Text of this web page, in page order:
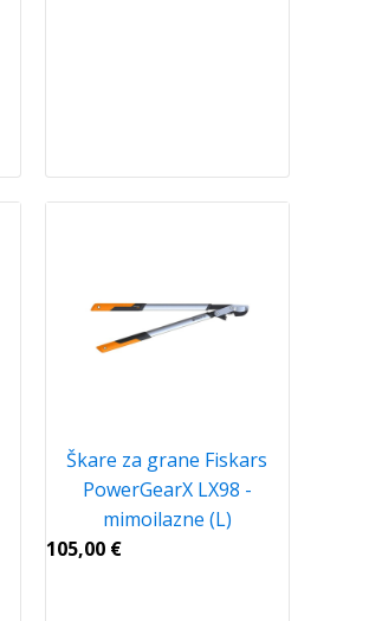
Škare za grane Fiskars
PowerGearX LX98 -
mimoilazne (L)
105,00 €